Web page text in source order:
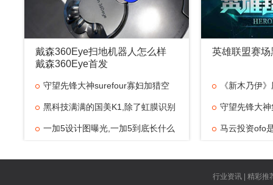
戴森360Eye扫地机器人怎么样
戴森360Eye首发
守望先锋大神surefour寡妇加猎空
58杀集锦
黑科技满满的国美K1,除了虹膜识别
还有什
一加5设计图曝光,一加5到底长什么
英雄联盟赛
《新木乃伊
魅力难
守望先锋大
影忍者精彩
马云投资ofo
行业资讯 | 精彩推